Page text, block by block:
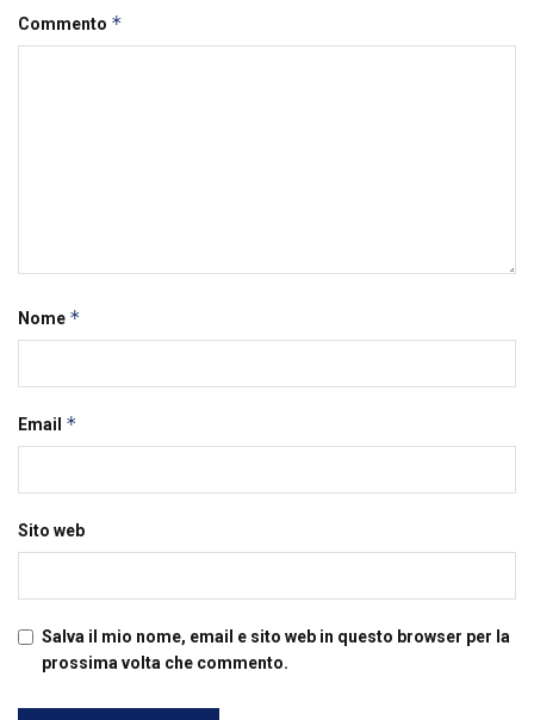
Commento *
Nome *
Email *
Sito web
Salva il mio nome, email e sito web in questo browser per la
prossima volta che commento.